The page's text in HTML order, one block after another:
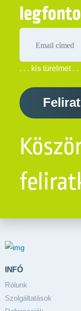
. . . kis türelmet . .
INFÓ
Rólunk
Szolgáltatások